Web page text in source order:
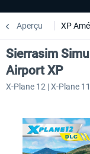
Aperçu XP
Sierrasim
Airport XP
X-Plane 12 | X-Plane 11